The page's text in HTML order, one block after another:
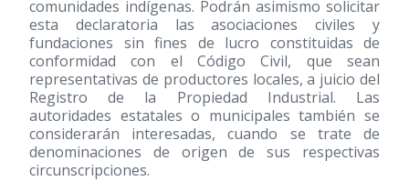
comunidades indígenas. Podrán asimismo solicitar
esta declaratoria las asociaciones civiles y
fundaciones sin fines de lucro constituidas de
conformidad con el Código Civil, que sean
representativas de productores locales, a juicio del
Registro de la Propiedad Industrial. Las
autoridades estatales o municipales también se
considerarán interesadas, cuando se trate de
denominaciones de origen de sus respectivas
circunscripciones.